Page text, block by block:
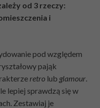
od 3 rzeczy:
i
pod względem
pająk
retro lub glamour
lepiej sprawdzą się w
Zestawiaj je